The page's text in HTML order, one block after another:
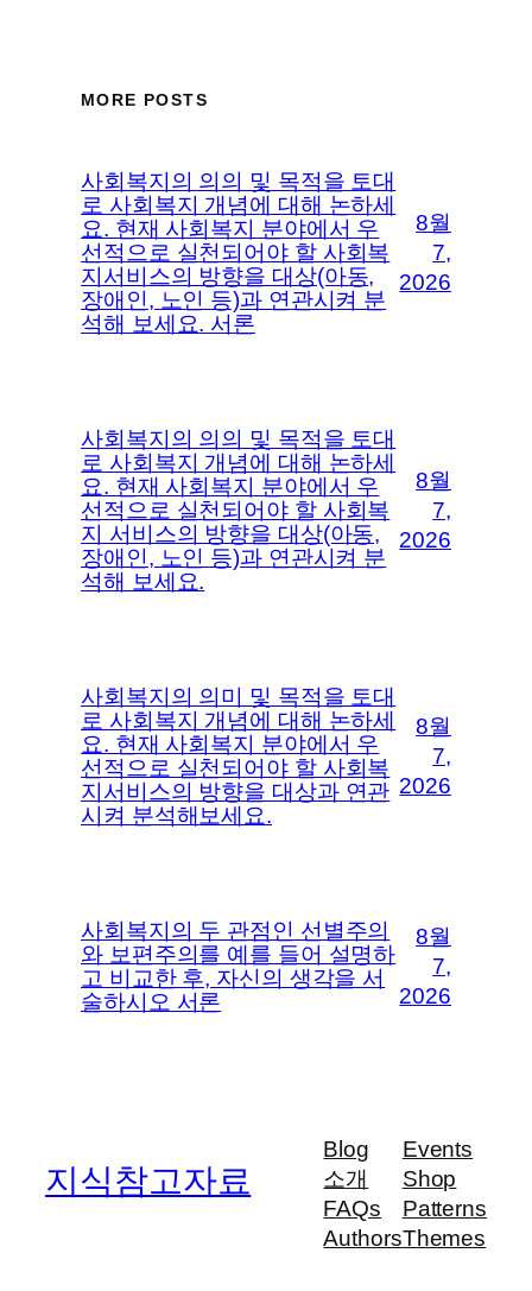
MORE POSTS
사회복지의 의의 및 목적을 토대
로 사회복지 개념에 대해 논하세
요. 현재 사회복지 분야에서 우
선적으로 실천되어야 할 사회복
지서비스의 방향을 대상(아동,
장애인, 노인 등)과 연관시켜 분
석해 보세요. 서론
8월
7,
2026
사회복지의 의의 및 목적을 토대
로 사회복지 개념에 대해 논하세
요. 현재 사회복지 분야에서 우
선적으로 실천되어야 할 사회복
지 서비스의 방향을 대상(아동,
장애인, 노인 등)과 연관시켜 분
석해 보세요.
8월
7,
2026
사회복지의 의미 및 목적을 토대
로 사회복지 개념에 대해 논하세
요. 현재 사회복지 분야에서 우
선적으로 실천되어야 할 사회복
지서비스의 방향을 대상과 연관
시켜 분석해보세요.
8월
7,
2026
사회복지의 두 관점인 선별주의
와 보편주의를 예를 들어 설명하
고 비교한 후, 자신의 생각을 서
술하시오 서론
8월
7,
2026
지식참고자료
Blog
소개
FAQs
Authors
Events
Shop
Patterns
Themes